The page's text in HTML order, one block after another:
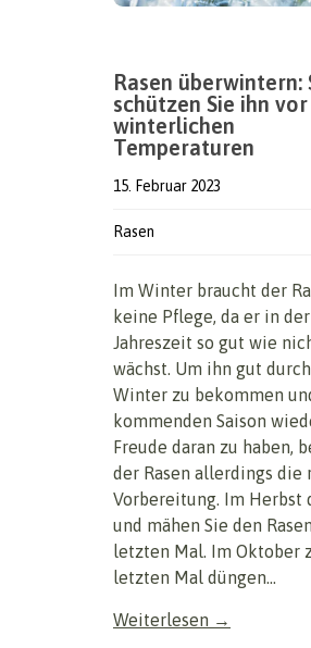
Rasen überwintern:
schützen Sie ihn vor
winterlichen
Temperaturen
15. Februar 2023
Rasen
Im Winter braucht der
keine Pflege, da er in
Jahreszeit so gut wie
wächst. Um ihn gut
Winter zu bekommen
kommenden Saison
Freude daran zu haben,
der Rasen allerdings die
Vorbereitung. Im Herbst
und mähen Sie den
letzten Mal. Im Oktober
letzten Mal düngen...
Weiterlesen →